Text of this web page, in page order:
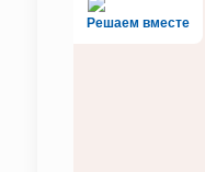
Решаем вместе